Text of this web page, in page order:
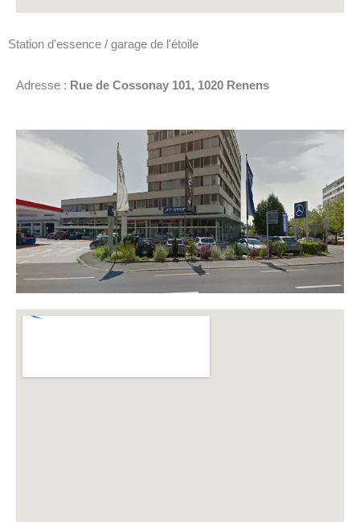
Station d'essence / garage de l'étoile
Adresse : Rue de Cossonay 101, 1020 Renens